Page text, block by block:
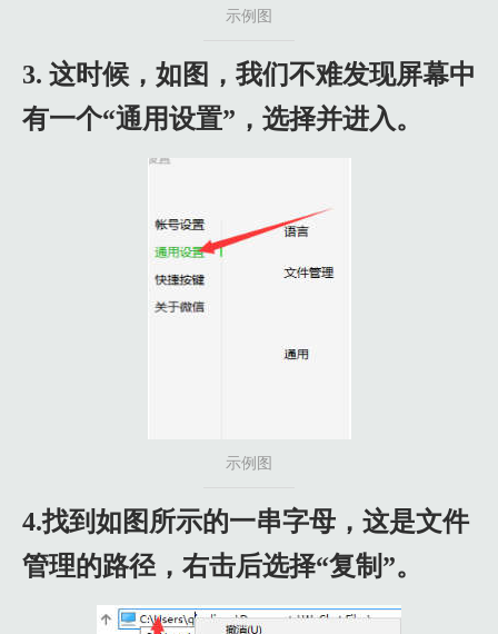
示例图
3. 这时候，如图，我们不难发现屏幕中
有一个“通用设置”，选择并进入。
示例图
4.找到如图所示的一串字母，这是文件
管理的路径，右击后选择“复制”。